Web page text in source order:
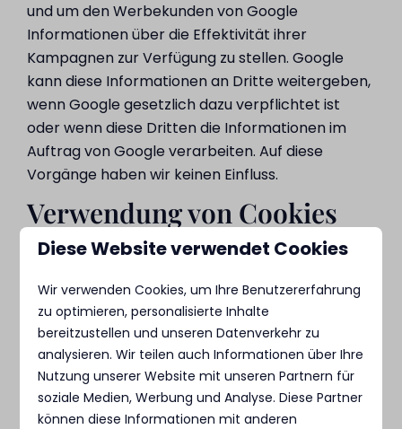
und um den Werbekunden von Google
Informationen über die Effektivität ihrer
Kampagnen zur Verfügung zu stellen. Google
kann diese Informationen an Dritte weitergeben,
wenn Google gesetzlich dazu verpflichtet ist
oder wenn diese Dritten die Informationen im
Auftrag von Google verarbeiten. Auf diese
Vorgänge haben wir keinen Einfluss.
Verwendung von Cookies
Wir verwenden Cookies, um elektronische
kleine Datei, die mit Seiten dieser Website
gesendet wird und von Ihrem Browser auf der
Festplatte Ihres Computers gespeichert wird.
Damit können wir unter anderem verschiedene
Seitenaufrufe der Website kombinieren und das
Verhalten der Nutzer analysieren. Sie können die
Diese Website verwendet Cookies
Wir verwenden Cookies, um Ihre Benutzererfahrung
zu optimieren, personalisierte Inhalte
bereitzustellen und unseren Datenverkehr zu
analysieren. Wir teilen auch Informationen über Ihre
Nutzung unserer Website mit unseren Partnern für
soziale Medien, Werbung und Analyse. Diese Partner
können diese Informationen mit anderen